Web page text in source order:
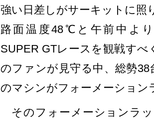
強い日差しがサーキットに照
路面温度48℃と午前中よ
SUPER GTレースを観戦す
のファンが見守る中、総勢38
のマシンがフォーメーション
そのフォーメーションラ